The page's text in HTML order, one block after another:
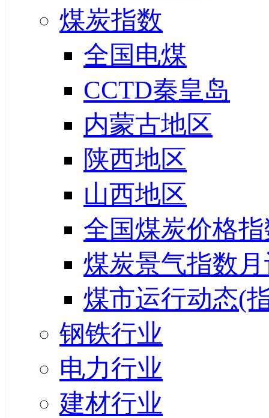
煤炭指数
全国电煤
CCTD秦皇岛
内蒙古地区
陕西地区
山西地区
全国煤炭价格
煤炭景气指数
煤市运行动态(
钢铁行业
电力行业
建材行业